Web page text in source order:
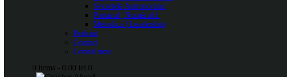
Secretele Antrenorului
Portarul | Numărul 1
Metodică | Leadership
Podcast
Contact
Contul meu
0 items - 0.00 lei 0